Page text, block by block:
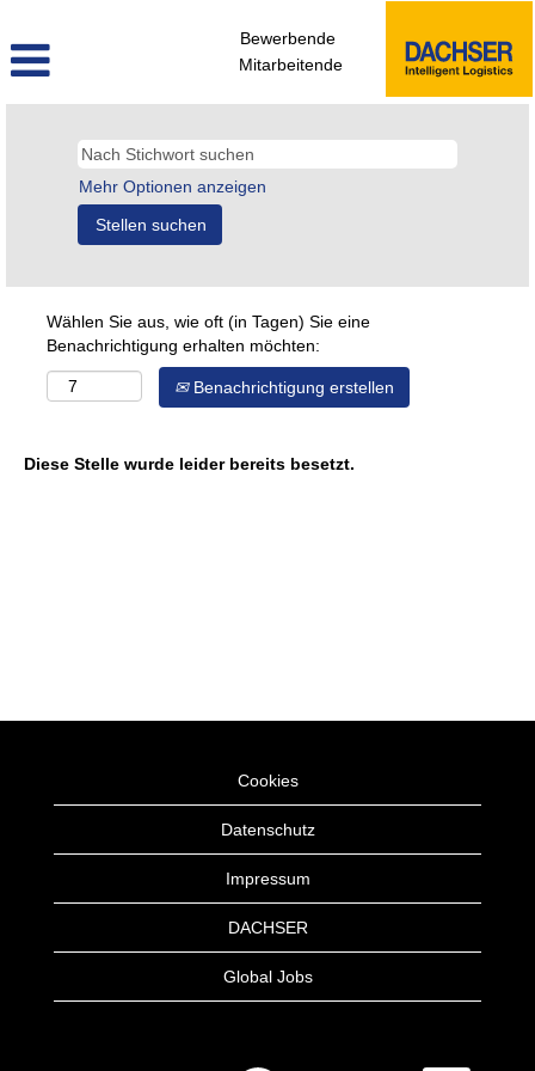
Bewerbende
Mitarbeitende
Mehr Optionen anzeigen
Wählen Sie aus, wie oft (in Tagen) Sie eine
Benachrichtigung erhalten möchten:
Benachrichtigung erstellen
Diese Stelle wurde leider bereits besetzt.
Cookies
Datenschutz
Impressum
DACHSER
Global Jobs